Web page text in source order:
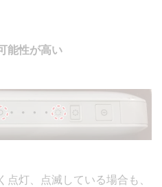
能性が高い
灯、点滅している場合も、